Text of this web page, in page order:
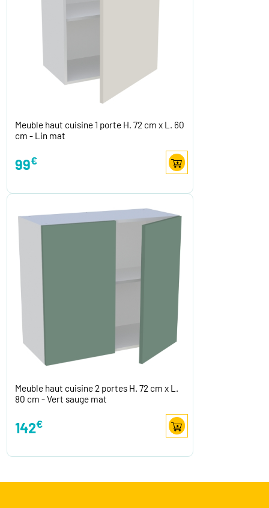
Meuble haut cuisine 1 porte H. 72 cm x L. 60
cm - Lin mat
99€
Meuble haut cuisine 2 portes H. 72 cm x L.
80 cm - Vert sauge mat
142€